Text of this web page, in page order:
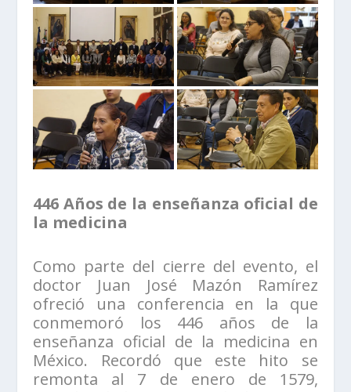
446 Años de la enseñanza oficial de
la medicina
Como parte del cierre del evento, el
doctor Juan José Mazón Ramírez
ofreció una conferencia en la que
conmemoró los 446 años de la
enseñanza oficial de la medicina en
México. Recordó que este hito se
remonta al 7 de enero de 1579,